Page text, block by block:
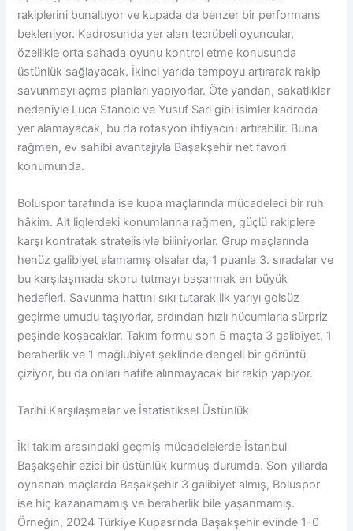
rakiplerini bunaltıyor ve kupada da benzer bir performans
bekleniyor. Kadrosunda yer alan tecrübeli oyuncular,
özellikle orta sahada oyunu kontrol etme konusunda
üstünlük sağlayacak. İkinci yarıda tempoyu artırarak rakip
savunmayı açma planları yapıyorlar. Öte yandan, sakatlıklar
nedeniyle Luca Stancic ve Yusuf Sari gibi isimler kadroda
yer alamayacak, bu da rotasyon ihtiyacını artırabilir. Buna
rağmen, ev sahibi avantajıyla Başakşehir net favori
konumunda.
Boluspor tarafında ise kupa maçlarında mücadeleci bir ruh
hâkim. Alt liglerdeki konumlarına rağmen, güçlü rakiplere
karşı kontratak stratejisiyle biliniyorlar. Grup maçlarında
henüz galibiyet alamamış olsalar da, 1 puanla 3. sıradalar ve
bu karşılaşmada skoru tutmayı başarmak en büyük
hedefleri. Savunma hattını sıkı tutarak ilk yarıyı golsüz
geçirme umudu taşıyorlar, ardından hızlı hücumlarla sürpriz
peşinde koşacaklar. Takım formu son 5 maçta 3 galibiyet, 1
beraberlik ve 1 mağlubiyet şeklinde dengeli bir görüntü
çiziyor, bu da onları hafife alınmayacak bir rakip yapıyor.
Tarihi Karşılaşmalar ve İstatistiksel Üstünlük
İki takım arasındaki geçmiş mücadelelerde İstanbul
Başakşehir ezici bir üstünlük kurmuş durumda. Son yıllarda
oynanan maçlarda Başakşehir 3 galibiyet almış, Boluspor
ise hiç kazanamamış ve beraberlik bile yaşanmamış.
Örneğin, 2024 Türkiye Kupası’nda Başakşehir evinde 1-0